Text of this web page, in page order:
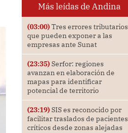
Más leídas de Andina
(03:00)Tres errores tributarios
que pueden exponer a las
empresas ante Sunat
(23:35)Serfor: regiones
avanzan en elaboración de
mapas para identificar
potencial de territorio
(23:19)SIS es reconocido por
facilitar traslados de pacientes
críticos desde zonas alejadas